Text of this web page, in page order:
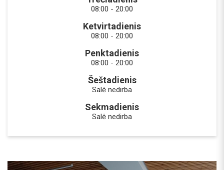
08:00 - 20:00
Ketvirtadienis
08:00 - 20:00
Penktadienis
08:00 - 20:00
Šeštadienis
Salė nedirba
Sekmadienis
Salė nedirba